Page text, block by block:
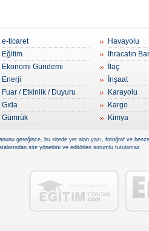
e-ticaret
Eğitim
Ekonomi Gündemi
Enerji
Fuar / Etkinlik / Duyuru
Gıda
Gümrük
Havayolu
İhracatın
İlaç
İnşaat
Karayolu
Kargo
Kimya
gereğince, bu sitede yer alan yazı, fotoğraf ve
site yönetimi ve editörleri sorumlu tutulamaz.